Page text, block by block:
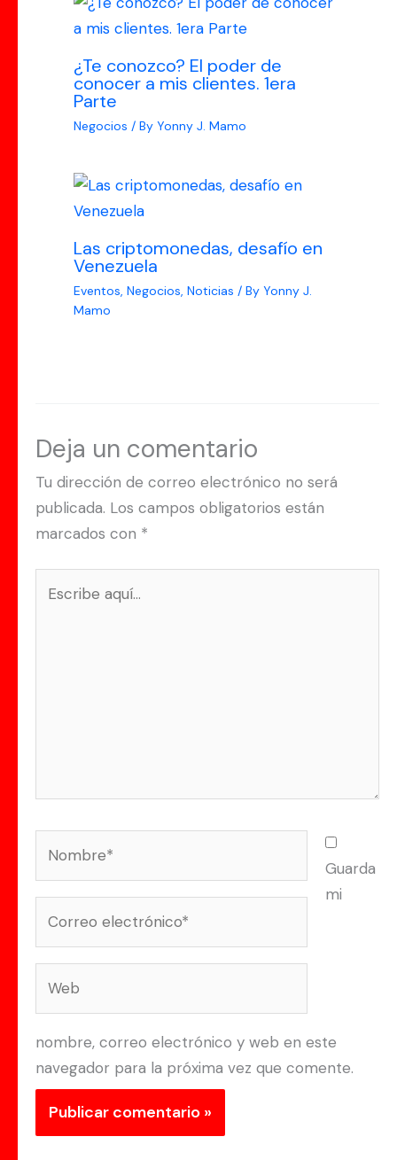
¿Te conozco? El poder de
conocer a mis clientes. 1era
Parte
Negocios / By Yonny J. Mamo
Las criptomonedas, desafío en
Venezuela
Eventos, Negocios, Noticias / By Yonny J.
Mamo
Deja un comentario
Tu dirección de correo electrónico no será
publicada. Los campos obligatorios están
marcados con *
Guarda
mi
nombre, correo electrónico y web en este
navegador para la próxima vez que comente.